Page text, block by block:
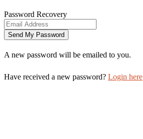
Password Recovery
A new password will be emailed to you.
Have received a new password? Login here